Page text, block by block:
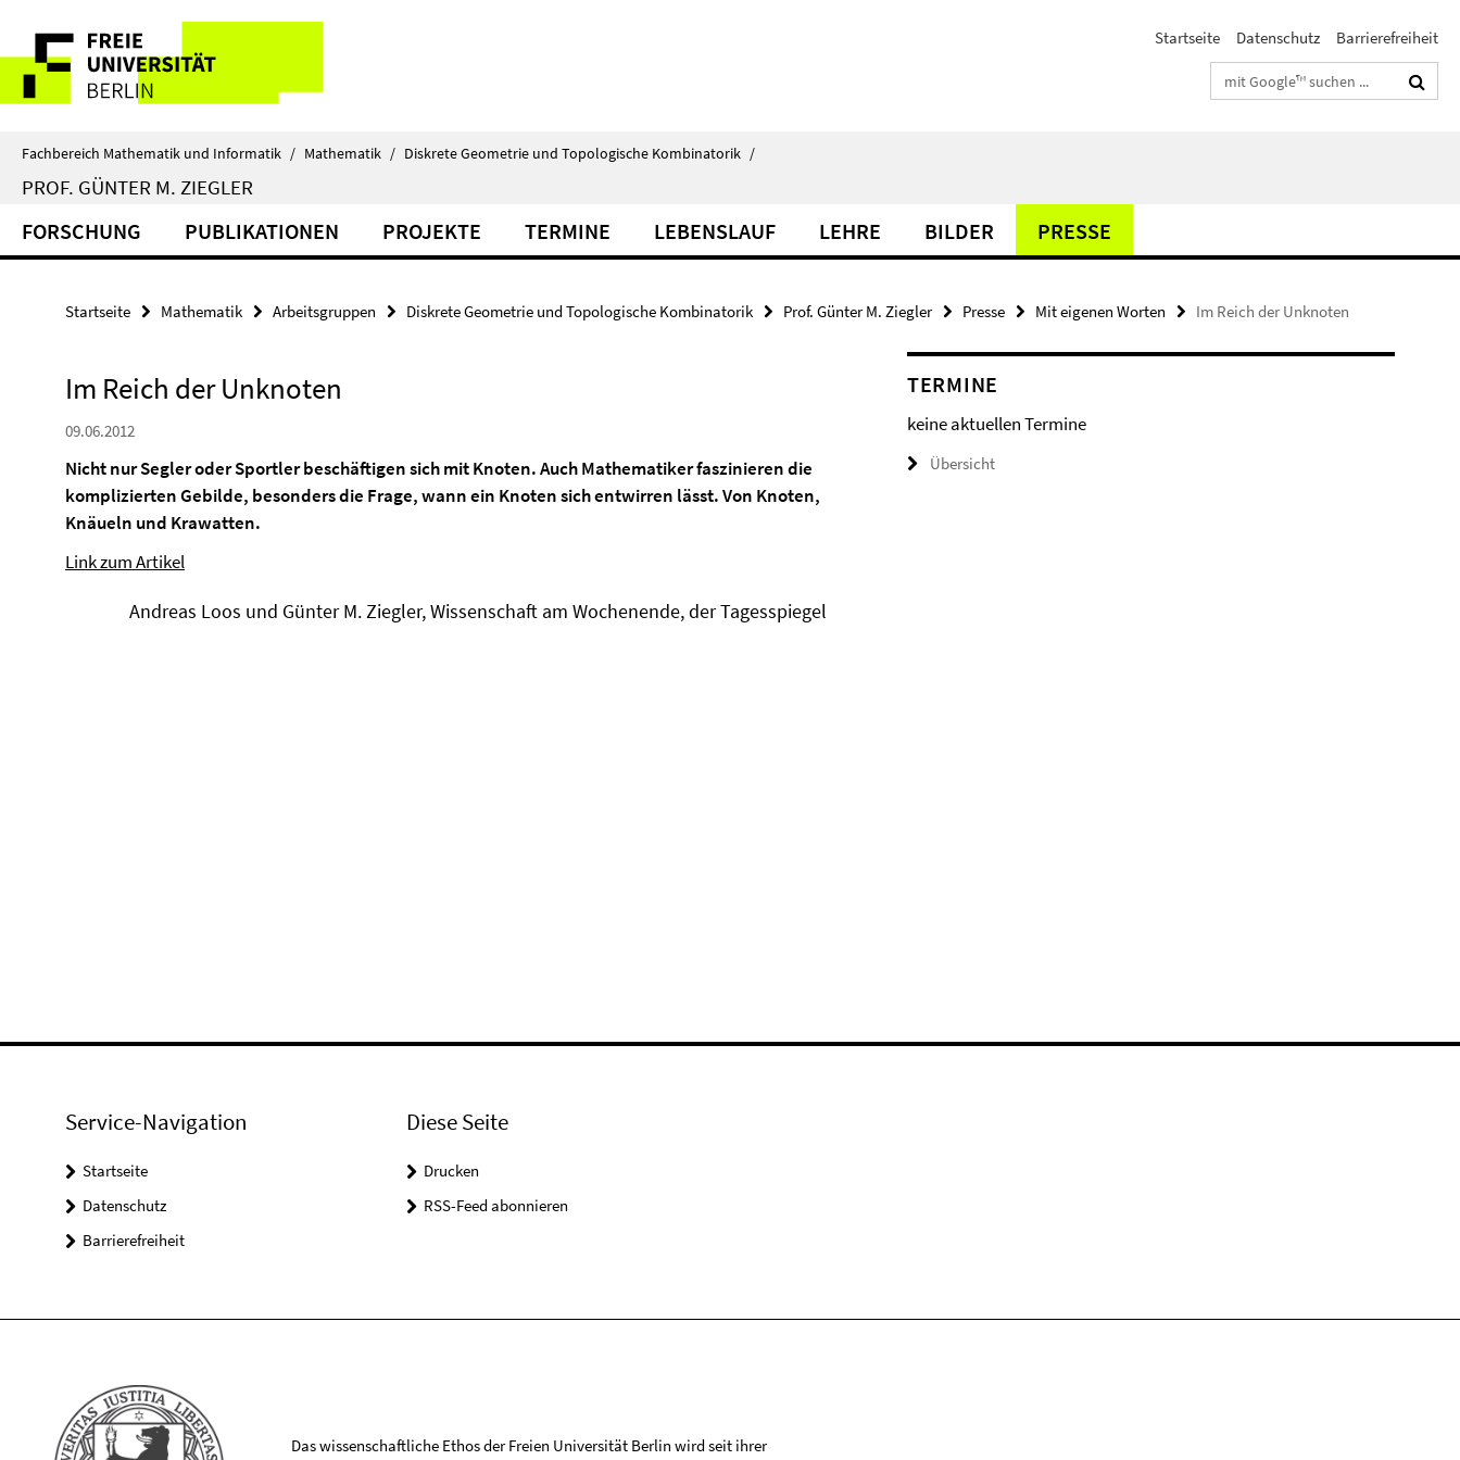
direkt
Inhalt
Service-
Navigation
Startseite Datenschutz
Barrierefreiheit
Suchbegriffe
Fachbereich Mathematik und Informatik / Mathematik / Diskrete Geometrie und Topologische Kombinatorik /
PROF. GÜNTER M. ZIEGLER
FORSCHUNG PUBLIKATIONEN PROJEKTE TERMINE LEBENSLAUF LEHRE BILDER PRESSE
Startseite Mathematik Arbeitsgruppen Diskrete Geometrie und Topologische Kombinatorik Prof. Günter M. Ziegler Presse Mit eigenen Worten Im Reich der Unknoten
Im Reich der Unknoten
09.06.2012
Nicht nur Segler oder Sportler beschäftigen sich mit Knoten. Auch Mathematiker faszinieren die
komplizierten Gebilde, besonders die Frage, wann ein Knoten sich entwirren lässt. Von Knoten,
Knäueln und Krawatten.
Link zum Artikel
Andreas Loos und Günter M. Ziegler, Wissenschaft am Wochenende, der Tagesspiegel
TERMINE
keine aktuellen Termine
Übersicht
Service-Navigation
Startseite
Datenschutz
Barrierefreiheit
Diese Seite
Drucken
RSS-Feed abonnieren
Das wissenschaftliche Ethos der Freien Universität Berlin wird seit ihrer